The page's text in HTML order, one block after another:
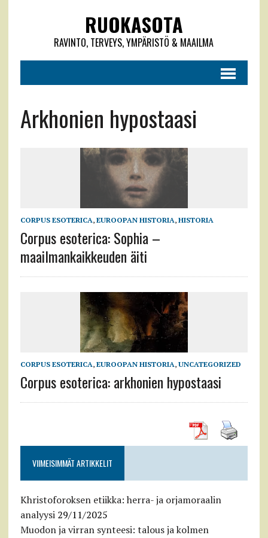
RUOKASOTA
RAVINTO, TERVEYS, YMPÄRISTÖ & MAAILMA
Arkhonien hypostaasi
CORPUS ESOTERICA, EUROOPAN HISTORIA, HISTORIA
Corpus esoterica: Sophia –
maailmankaikkeuden äiti
CORPUS ESOTERICA, EUROOPAN HISTORIA, UNCATEGORIZED
Corpus esoterica: arkhonien hypostaasi
VIIMEISIMMÄT ARTIKKELIT
Khristoforoksen etiikka: herra- ja orjamoraalin
analyysi 29/11/2025
Muodon ja virran synteesi: talous ja kolmen